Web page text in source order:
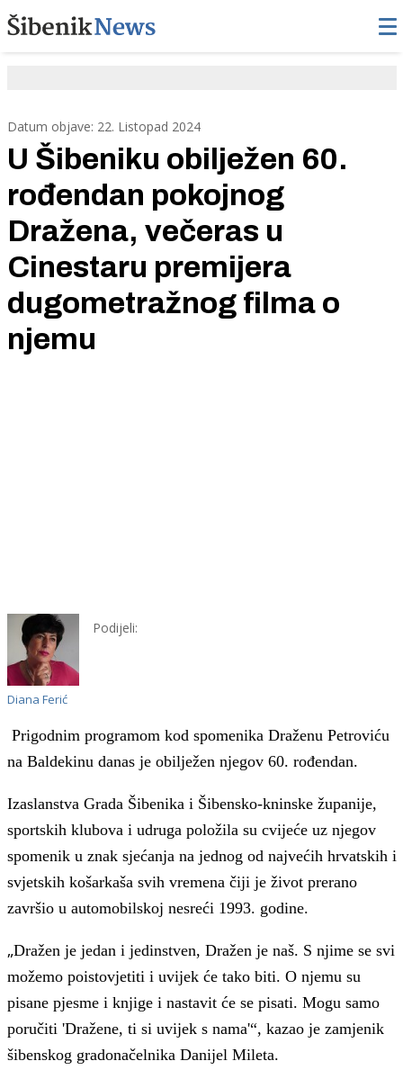
Datum objave: 22. Listopad 2024
U Šibeniku obilježen 60.
rođendan pokojnog
Dražena, večeras u
Cinestaru premijera
dugometražnog filma o
njemu
Diana Ferić
Podijeli:
Prigodnim programom kod spomenika Draženu Petroviću
na Baldekinu danas je obilježen njegov 60. rođendan.
Izaslanstva Grada Šibenika i Šibensko-kninske županije,
sportskih klubova i udruga položila su cvijeće uz njegov
spomenik u znak sjećanja na jednog od najvećih hrvatskih i
svjetskih košarkaša svih vremena čiji je život prerano
završio u automobilskoj nesreći 1993. godine.
„Dražen je jedan i jedinstven, Dražen je naš. S njime se svi
možemo poistovjetiti i uvijek će tako biti. O njemu su
pisane pjesme i knjige i nastavit će se pisati. Mogu samo
poručiti 'Dražene, ti si uvijek s nama'“, kazao je zamjenik
šibenskog gradonačelnika Danijel Mileta.